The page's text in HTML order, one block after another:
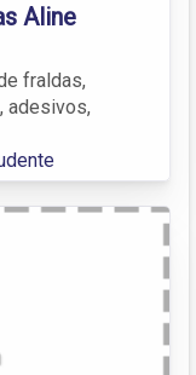
Aline
fraldas,
adesivos,